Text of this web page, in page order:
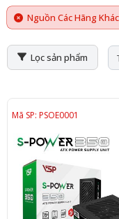
Nguồn Các Hãng Khác
Lọc sản phẩm
Mã SP: PSOE0001